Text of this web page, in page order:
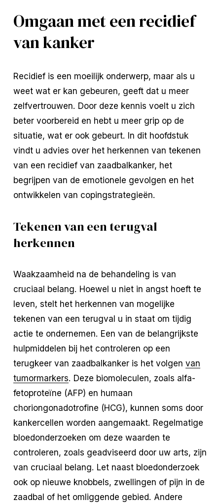
Omgaan met een recidief
van kanker
Recidief is een moeilijk onderwerp, maar als u
weet wat er kan gebeuren, geeft dat u meer
zelfvertrouwen. Door deze kennis voelt u zich
beter voorbereid en hebt u meer grip op de
situatie, wat er ook gebeurt. In dit hoofdstuk
vindt u advies over het herkennen van tekenen
van een recidief van zaadbalkanker, het
begrijpen van de emotionele gevolgen en het
ontwikkelen van copingstrategieën.
Tekenen van een terugval
herkennen
Waakzaamheid na de behandeling is van
cruciaal belang. Hoewel u niet in angst hoeft te
leven, stelt het herkennen van mogelijke
tekenen van een terugval u in staat om tijdig
actie te ondernemen. Een van de belangrijkste
hulpmiddelen bij het controleren op een
terugkeer van zaadbalkanker is het volgen van
tumormarkers. Deze biomoleculen, zoals alfa-
fetoproteïne (AFP) en humaan
choriongonadotrofine (HCG), kunnen soms door
kankercellen worden aangemaakt. Regelmatige
bloedonderzoeken om deze waarden te
controleren, zoals geadviseerd door uw arts, zijn
van cruciaal belang. Let naast bloedonderzoek
ook op nieuwe knobbels, zwellingen of pijn in de
zaadbal of het omliggende gebied. Andere